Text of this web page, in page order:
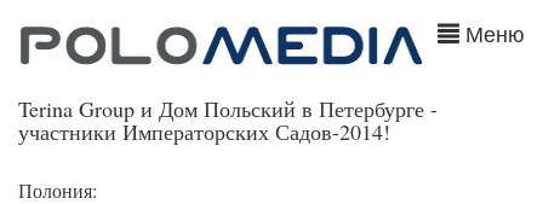
Меню
Terina Group и Дом Польский в Петербурге -
участники Императорских Садов-2014!
Полония: